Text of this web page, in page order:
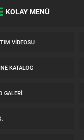
KOLAY MENÜ
VIDEOSU
KATALOG
GALERI